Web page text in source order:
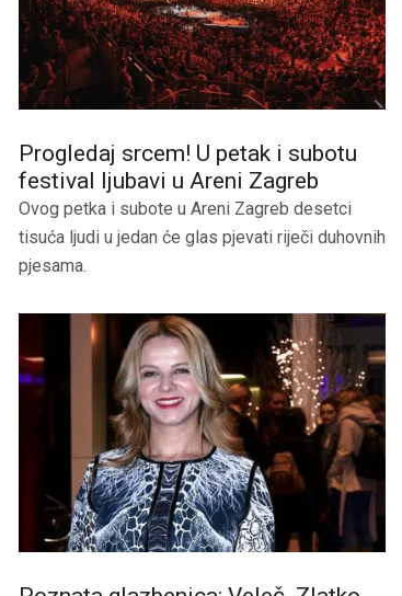
Progledaj srcem! U petak i subotu
festival ljubavi u Areni Zagreb
Ovog petka i subote u Areni Zagreb desetci
tisuća ljudi u jedan će glas pjevati riječi duhovnih
pjesama.